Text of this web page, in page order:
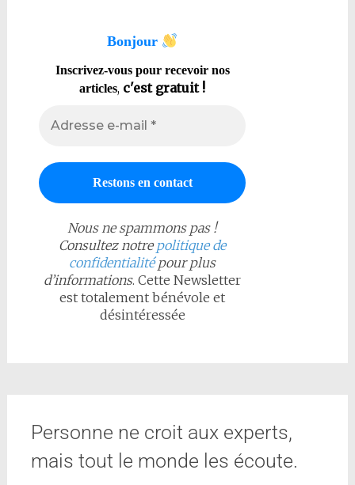
Bonjour
Inscrivez-vous pour recevoir nos
articles, c'est gratuit !
Nous ne spammons pas !
Consultez notrepolitique de
confidentialitépour plus
d’informations. Cette Newsletter
est totalement bénévole et
désintéressée
Personne ne croit aux experts,
mais tout le monde les écoute.